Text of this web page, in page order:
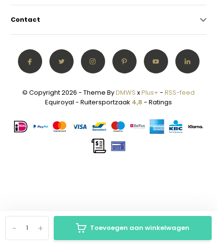
+
- Toevoegen aan winkelwagen
Contact
© Copyright 2026 - Theme ByDMWS xPlus+ - RSS-feed
Equiroyal - Ruitersportzaak 4,8 - Ratings